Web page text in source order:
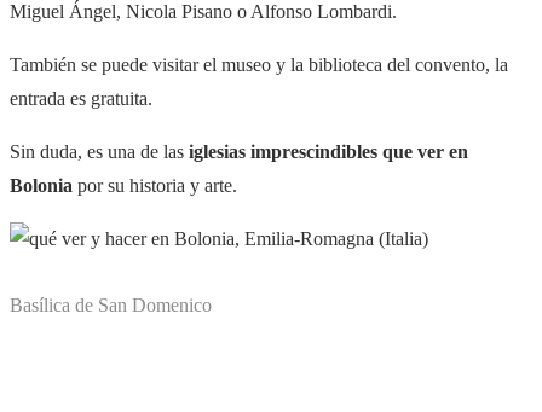
Miguel Ángel, Nicola Pisano o Alfonso Lombardi.
También se puede visitar el museo y la biblioteca del convento, la
entrada es gratuita.
Sin duda, es una de las iglesias imprescindibles que ver en
Bolonia por su historia y arte.
Basílica de San Domenico